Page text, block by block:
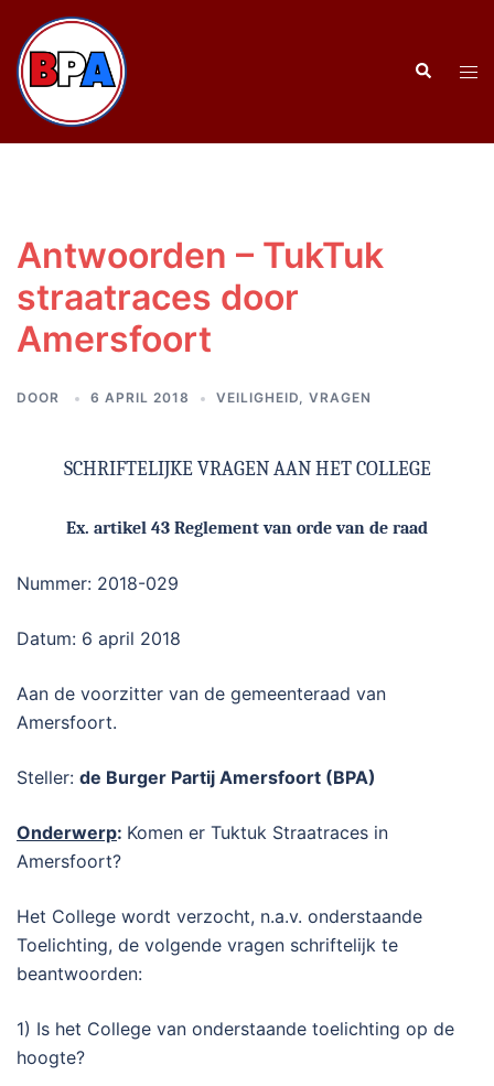
naar
de
inhoud
Zoeken
Antwoorden – TukTuk
straatraces door
Amersfoort
DOOR 6 APRIL 2018 VEILIGHEID, VRAGEN
SCHRIFTELIJKE VRAGEN AAN HET COLLEGE
Ex. artikel 43 Reglement van orde van de raad
Nummer: 2018-029
Datum: 6 april 2018
Aan de voorzitter van de gemeenteraad van
Amersfoort.
Steller: de Burger Partij Amersfoort (BPA)
Onderwerp: Komen er Tuktuk Straatraces in
Amersfoort?
Het College wordt verzocht, n.a.v. onderstaande
Toelichting, de volgende vragen schriftelijk te
beantwoorden:
1) Is het College van onderstaande toelichting op de
hoogte?